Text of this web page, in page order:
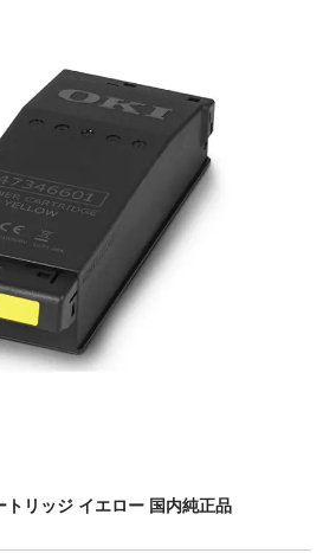
リッジ イエロー 国内純正品